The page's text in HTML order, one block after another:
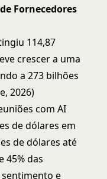
Fornecedores
114,87
crescer a uma
a 273 bilhões
2026)
com AI
de dólares em
de dólares até
45% das
e